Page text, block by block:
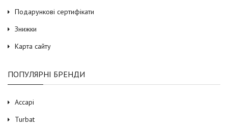
Подарункові сертифікати
Знижки
Карта сайту
ПОПУЛЯРНІ БРЕНДИ
Accapi
Turbat